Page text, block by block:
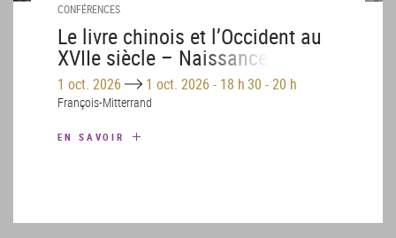
CONFÉRENCES
Le livre chinois et l’Occident au
XVIIe siècle – Naissance des
collections chinoises de Berlin,
Oxford, Paris et Rome
1 oct. 2026 Until1 oct. 2026 - 18 h 30 - 20 h
François-Mitterrand
EN SAVOIR